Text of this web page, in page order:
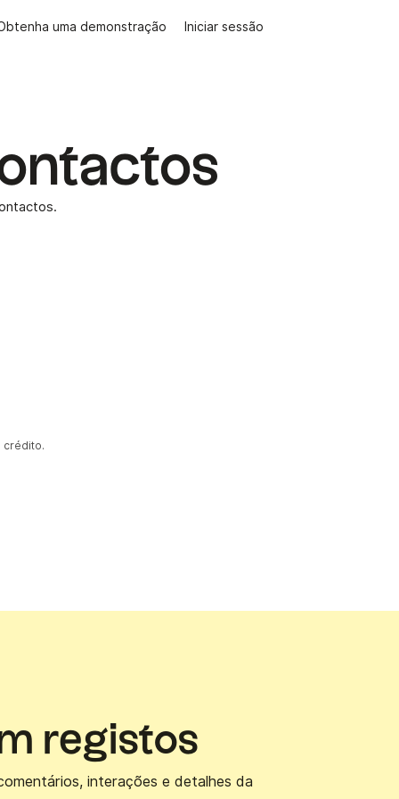
uma demonstração Iniciar sessão
crédito.
registos
interações e detalhes da